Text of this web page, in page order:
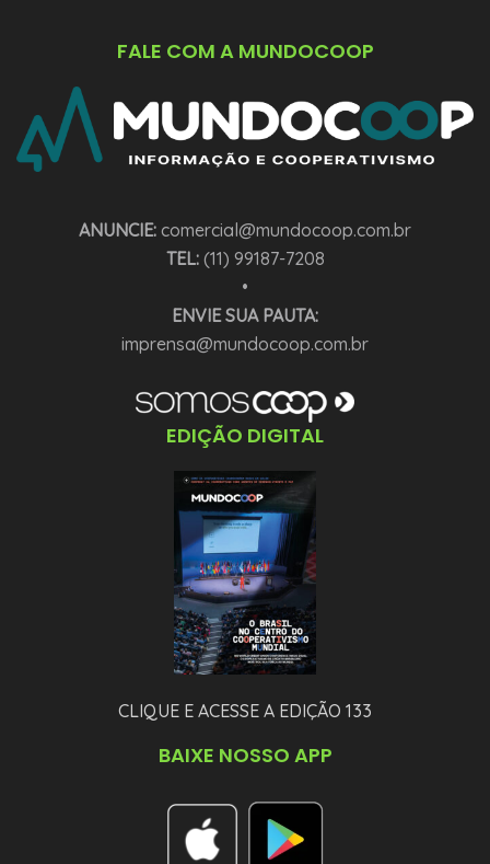
FALE COM A MUNDOCOOP
ANUNCIE: comercial@mundocoop.com.br
TEL:(11) 99187-7208
•
ENVIE SUA PAUTA:
imprensa@mundocoop.com.br
EDIÇÃO DIGITAL
CLIQUE E ACESSE A EDIÇÃO 133
BAIXE NOSSO APP